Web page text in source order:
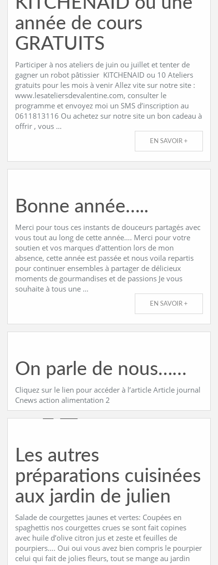
année de cours
GRATUITS
Participer à nos ateliers de juin ou juillet et tenter de
gagner un robot pâtissier KITCHENAID ou 10 Ateliers
gratuits pour les mois à venir Allez vite sur notre site :
www.lesateliersdevalentine.com, consulter le
programme et envoyez moi un SMS d’inscription au
0611813116 Ou achetez sur notre site un bon cadeau à
offrir , vous …
EN SAVOIR +
Bonne année…..
Merci pour tous ces instants de douceurs partagés avec
vous tout au long de cette année…. Merci pour votre
soutien et vos marques d’attention lors de mon
absence, cette année est passée et nous voila repartis
pour continuer ensembles à partager de délicieux
moments de gourmandises et de passions Je vous
souhaite à tous une …
EN SAVOIR +
On parle de nous……
Cliquez sur le lien pour accéder à l’article Article journal
Cnews action alimentation 2
Les autres
préparations cuisinées
aux jardin de julien
Salade de courgettes jaunes et vertes: Coupées en
spaghettis nos courgettes crues se sont fait copines
avec huile d’olive citron jus et zeste et feuilles de
pourpiers…. Oui oui vous avez bien compris le pourpier
celui qui fait de jolies fleurs, tout se mange au jardin